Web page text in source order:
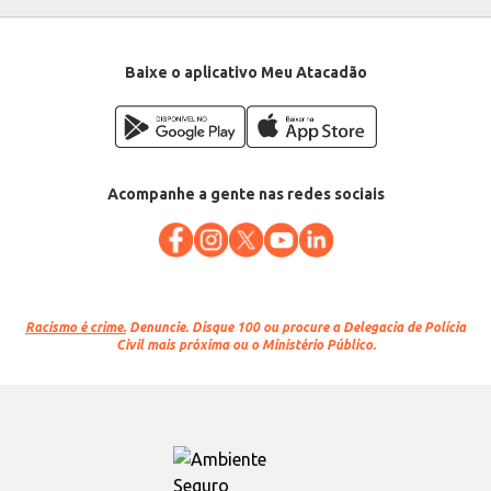
Baixe o aplicativo Meu Atacadão
Acompanhe a gente nas redes sociais
Racismo é crime. Denuncie. Disque 100 ou procure a Delegacia de Polícia
Civil mais próxima ou o Ministério Público.